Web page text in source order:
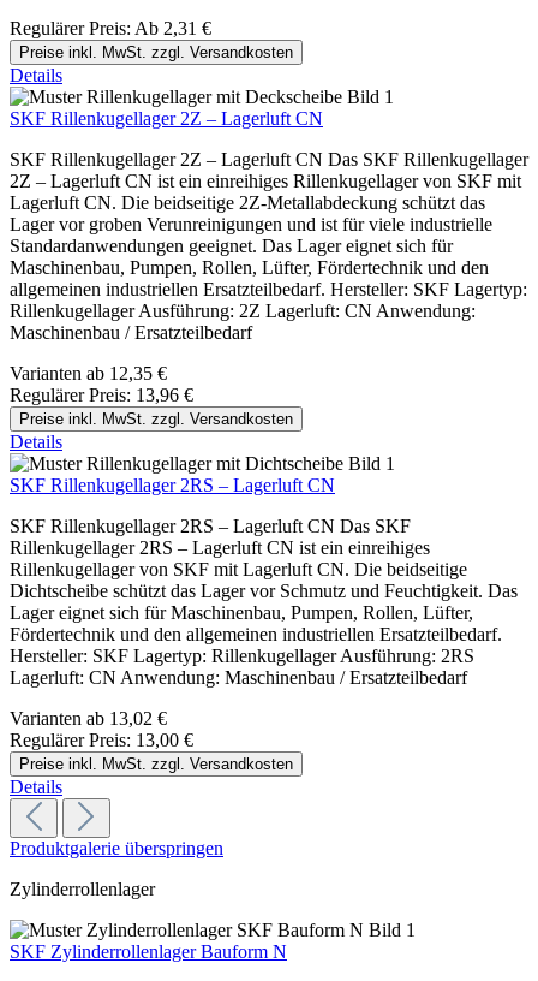
Regulärer Preis: Ab 2,31 €
Preise inkl. MwSt. zzgl. Versandkosten
Details
SKF Rillenkugellager 2Z – Lagerluft CN
SKF Rillenkugellager 2Z – Lagerluft CN Das SKF Rillenkugellager
2Z – Lagerluft CN ist ein einreihiges Rillenkugellager von SKF mit
Lagerluft CN. Die beidseitige 2Z-Metallabdeckung schützt das
Lager vor groben Verunreinigungen und ist für viele industrielle
Standardanwendungen geeignet. Das Lager eignet sich für
Maschinenbau, Pumpen, Rollen, Lüfter, Fördertechnik und den
allgemeinen industriellen Ersatzteilbedarf. Hersteller: SKF Lagertyp:
Rillenkugellager Ausführung: 2Z Lagerluft: CN Anwendung:
Maschinenbau / Ersatzteilbedarf
Varianten ab 12,35 €
Regulärer Preis: 13,96 €
Preise inkl. MwSt. zzgl. Versandkosten
Details
SKF Rillenkugellager 2RS – Lagerluft CN
SKF Rillenkugellager 2RS – Lagerluft CN Das SKF
Rillenkugellager 2RS – Lagerluft CN ist ein einreihiges
Rillenkugellager von SKF mit Lagerluft CN. Die beidseitige
Dichtscheibe schützt das Lager vor Schmutz und Feuchtigkeit. Das
Lager eignet sich für Maschinenbau, Pumpen, Rollen, Lüfter,
Fördertechnik und den allgemeinen industriellen Ersatzteilbedarf.
Hersteller: SKF Lagertyp: Rillenkugellager Ausführung: 2RS
Lagerluft: CN Anwendung: Maschinenbau / Ersatzteilbedarf
Varianten ab 13,02 €
Regulärer Preis: 13,00 €
Preise inkl. MwSt. zzgl. Versandkosten
Details
Produktgalerie überspringen
Zylinderrollenlager
SKF Zylinderrollenlager Bauform N